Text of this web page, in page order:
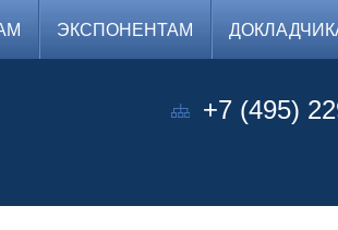
ЭКСПОНЕНТАМ
+7 (495)